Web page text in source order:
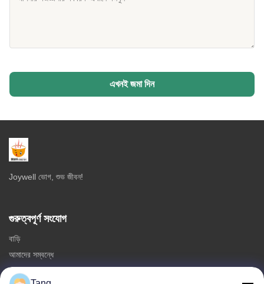
এখনই জমা দিন
Joywell ভোগ, শুভ জীবন!
গুরুত্বপূর্ণ সংযোগ
বাড়ি
আমাদের সম্বন্ধে
পণ্য